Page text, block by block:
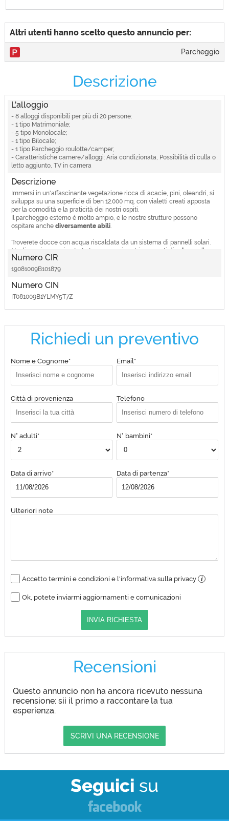
Altri utenti hanno scelto questo annuncio per:
Parcheggio
Descrizione
L'alloggio
- 8 alloggi disponibili per più di 20 persone:
- 1 tipo Matrimoniale;
- 5 tipo Monolocale;
- 1 tipo Bilocale;
- 1 tipo Parcheggio roulotte/camper;
- Caratteristiche camere/alloggi: Aria condizionata, Possibilità di culla o
letto aggiunto, TV in camera
Descrizione
Immersi in un'affascinante vegetazione ricca di acacie, pini, oleandri, si
sviluppa su una superficie di ben 12.000 mq, con vialetti creati apposta
per la comodità e la praticità dei nostri ospiti.
Il parcheggio esterno è molto ampio, e le nostre strutture possono
ospitare anche diversamente abili
Troverete docce con acqua riscaldata da un sistema di pannelli solari.
Negli spazi comuni potrete trascorrere i vostri momenti di
relax
, nelle
piazzole potrete sistemare le vostre tende o parcheggiare i vostri
camper o caravan, potendo disporre di punti luce per i vostri servizi.
Numero CIR
19081009B101879
Numero CIN
IT081009B1YLMY5T7Z
Richiedi un preventivo
Nome e Cognome* Email*
Città di provenienza Telefono
N° adulti* N° bambini*
Data di arrivo* Data di partenza*
Ulteriori note
Accetto termini e condizioni e l'informativa sulla privacy i
Ok, potete inviarmi aggiornamenti e comunicazioni
INVIA RICHIESTA
Recensioni
Questo annuncio non ha ancora ricevuto nessuna
recensione: sii il primo a raccontare la tua
esperienza.
SCRIVI UNA RECENSIONE
Seguici su